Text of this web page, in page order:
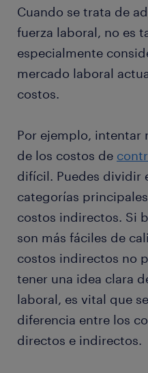
Cuando se trata de
fuerza laboral, no es
especialmente
mercado laboral
costos.
Por ejemplo, intentar
de los costos de
difícil. Puedes dividir
categorías
costos indirectos. Si
son más fáciles de
costos indirectos no
tener una idea clara
laboral, es vital que
diferencia entre los
directos e indirectos.